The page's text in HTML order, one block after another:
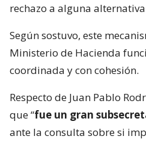
rechazo a alguna
Según sostuvo, este
Ministerio de Hacienda
coordinada y con cohesión.
Respecto de Juan Pablo
que “fue un gran
ante la consulta sobre si